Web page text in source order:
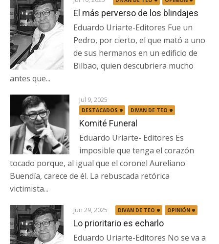
El más perverso de los blindajes
Eduardo Uriarte-Editores Fue un
Pedro, por cierto, el que mató a uno
de sus hermanos en un edificio de
Bilbao, quien descubriera mucho
antes que...
Jul 9, 2025
DESTACADOS DIVAN DE TEO
Komité Funeral
Eduardo Uriarte- Editores Es
imposible que tenga el corazón
tocado porque, al igual que el coronel Aureliano
Buendía, carece de él. La rebuscada retórica
victimista...
Jun 29, 2025 DIVAN DE TEO OPINIÓN
Lo prioritario es echarlo
Eduardo Uriarte-Editores No se va a